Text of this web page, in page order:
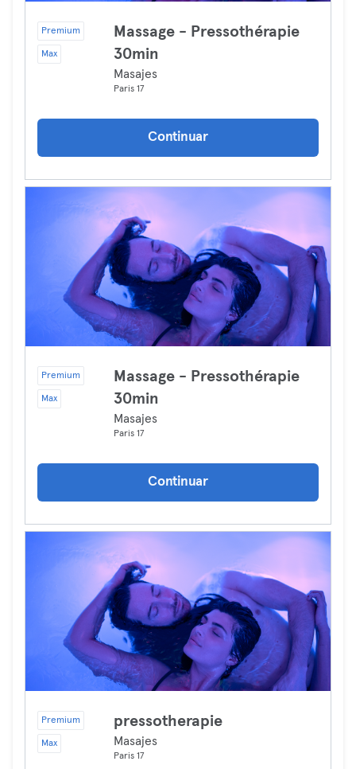
Premium
Max
Massage - Pressothérapie
30min
Masajes
Paris 17
Continuar
Premium
Max
Massage - Pressothérapie
30min
Masajes
Paris 17
Continuar
Premium
Max
pressotherapie
Masajes
Paris 17